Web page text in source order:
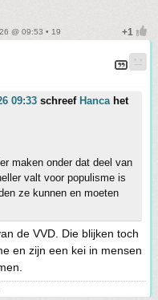
@ 09:53 • 19
09:33 schreef Hancahet
maken onder dat deel van
valt voor populisme is
ze kunnen en moeten
de VVD. Die blijken toch
en zijn een kei in mensen